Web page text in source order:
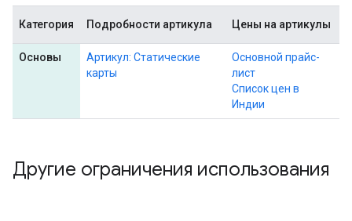
Категория Подробности артикула Цены на артикулы
Основы
Артикул: Статические
карты
Основной прайс-
лист
Список цен в
Индии
Другие ограничения использования